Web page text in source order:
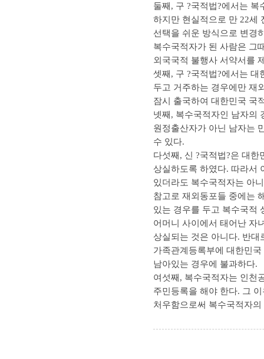
둘째, 구 ?국적법?에서는
하지만 현실적으로 만 22세
선택을 쉬운 방식으로 변경
복수국적자가 된 사람은 그
외국국적 불행사 서약서를
셋째, 구 ?국적법?에서는
두고 거주하는 경우에만 재
잠시 출국하여 대한민국 국
넷째, 복수국적자인 남자의
원정출산자가 아닌 남자는
수 있다.
다섯째, 신 ?국적법?은 대
상실하도록 하였다. 따라서
있더라도 복수국적자는 아
참고로 재외동포들 중에는
있는 경우를 두고 복수국적
어머니 사이에서 태어난 자
상실되는 것은 아니다. 반
가족관계등록부에 대한민
남아있는 경우에 불과하다.
여섯째, 복수국적자는 인천
주민등록을 해야 한다. 그
처우함으로써 복수국적자